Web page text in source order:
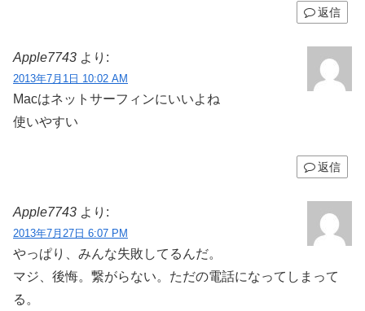
返信
Apple7743 より:
2013年7月1日 10:02 AM
Macはネットサーフィンにいいよね
使いやすい
返信
Apple7743 より:
2013年7月27日 6:07 PM
やっぱり、みんな失敗してるんだ。
マジ、後悔。繋がらない。ただの電話になってしまって
る。